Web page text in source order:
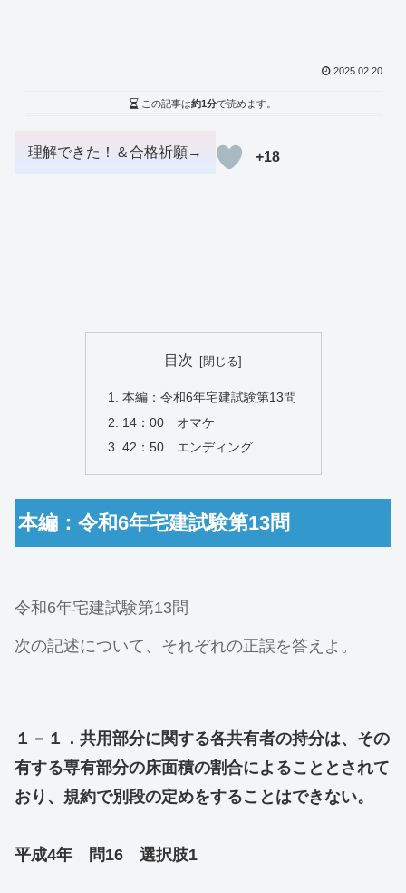
2025.02.20
この記事は約1分で読めます。
+18
目次
本編：令和6年宅建試験第13問
14：00 オマケ
42：50 エンディング
本編：令和6年宅建試験第13問
令和6年宅建試験第13問
次の記述について、それぞれの正誤を答えよ。
１－１．共用部分に関する各共有者の持分は、その
有する専有部分の床面積の割合によることとされて
おり、規約で別段の定めをすることはできない。
平成4年 問16 選択肢1